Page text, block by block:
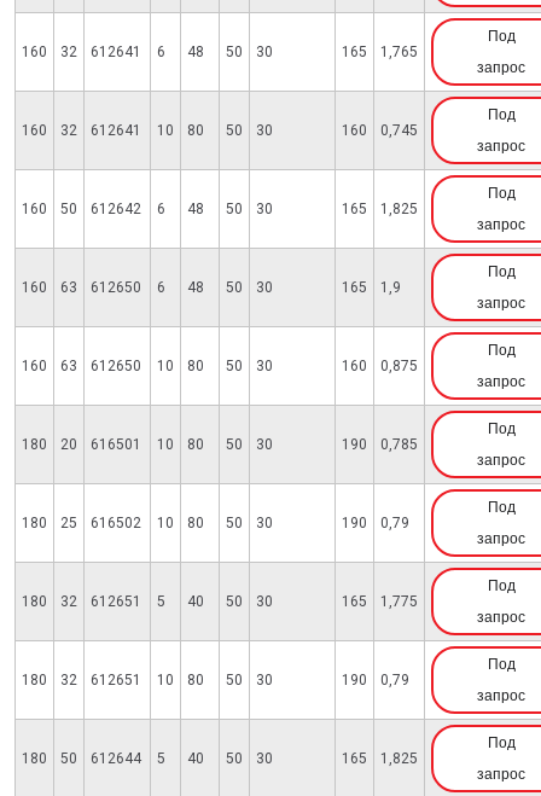
160 32 612641 6 48 50 30 165 1,765
Под
запрос
160 32 612641 10 80 50 30 160 0,745
Под
запрос
160 50 612642 6 48 50 30 165 1,825
Под
запрос
160 63 612650 6 48 50 30 165 1,9
Под
запрос
160 63 612650 10 80 50 30 160 0,875
Под
запрос
180 20 616501 10 80 50 30 190 0,785
Под
запрос
180 25 616502 10 80 50 30 190 0,79
Под
запрос
180 32 612651 5 40 50 30 165 1,775
Под
запрос
180 32 612651 10 80 50 30 190 0,79
Под
запрос
180 50 612644 5 40 50 30 165 1,825
Под
запрос